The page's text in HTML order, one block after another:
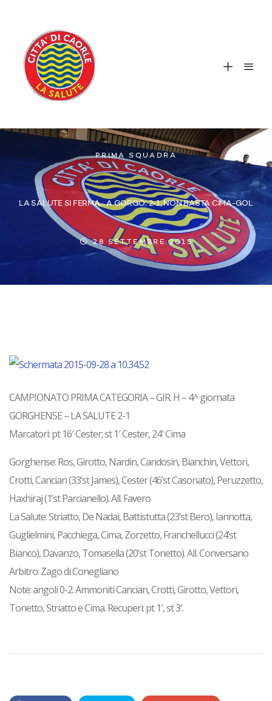
PRIMA SQUADRA
LA SALUTE SI FERMA… A GORGO: 2-1, NON BASTA CIMA-GOL
28 SETTEMBRE 2015
CAMPIONATO PRIMA CATEGORIA – GIR. H – 4^ giornata
GORGHENSE – LA SALUTE 2-1
Marcatori: pt 16′ Cester; st 1′ Cester, 24′ Cima
Gorghense: Ros, Girotto, Nardin, Candosin, Bianchin, Vettori,
Crotti, Cancian (33’st James), Cester (46’st Casonato), Peruzzetto,
Haxhiraj (1’st Parcianello). All. Favero
La Salute: Striatto, De Nadai, Battistutta (23’st Bero), Iannotta,
Guglielmini, Pacchiega, Cima, Zorzetto, Franchellucci (24’st
Bianco), Davanzo, Tomasella (20’st Tonetto). All. Conversano
Arbitro: Zago di Conegliano
Note: angoli 0-2. Ammoniti Cancian, Crotti, Girotto, Vettori,
Tonetto, Striatto e Cima. Recuperi: pt 1′, st 3′.